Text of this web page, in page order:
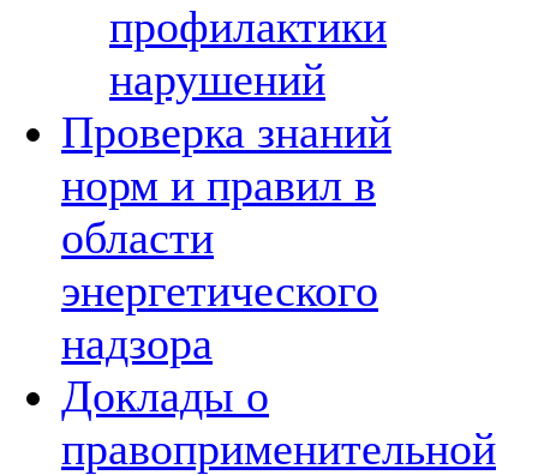
профилактики
нарушений
Проверка знаний
норм и правил в
области
энергетического
надзора
Доклады о
правоприменительной